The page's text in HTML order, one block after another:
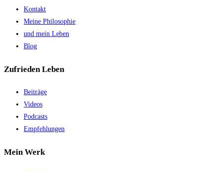
Kontakt
Meine Philosophie
und mein Leben
Blog
Zufrieden Leben
Beiträge
Videos
Podcasts
Empfehlungen
Mein Werk